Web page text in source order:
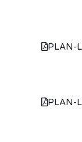
PLAN-
PLAN-